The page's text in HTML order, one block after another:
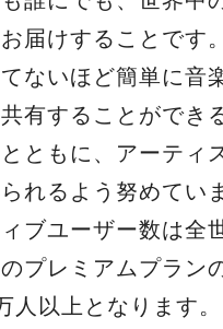
届けすることです
ないほど簡単に音
有することができ
ともに、アーティ
れるよう努めてい
ブユーザー数は全
プレミアムプラン
人以上となります。